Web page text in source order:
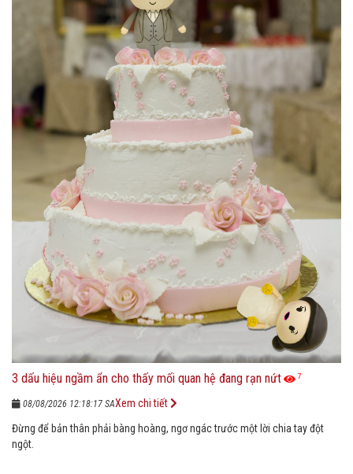
3 dấu hiệu ngầm ẩn cho thấy mối quan hệ đang rạn nứt 7
08/08/2026 12:18:17 SA
Đừng để bản thân phải bàng hoàng, ngơ ngác trước một lời chia tay đột
ngột.
Xem chi tiết